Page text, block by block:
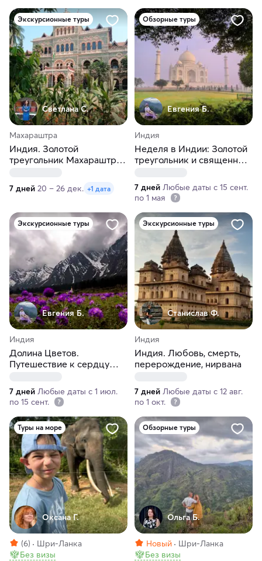
Экскурсионные туры
Светлана С.
Махараштра
Индия. Золотой
треугольник Махараштры
Аджанты-Эллоры
7 дней 20 – 26 дек. +1 дата
Обзорные туры
Евгения Б.
Индия
Неделя в Индии: Золотой
треугольник и священный
7 дней Любые даты с 15 сент.
по 1 мая
Экскурсионные туры
Евгения Б.
Индия
Долина Цветов.
Путешествие к сердцу
7 дней Любые даты с 1 июл.
по 15 сент.
Экскурсионные туры
Станислав Ф.
Индия
Индия. Любовь, смерть,
перерождение, нирвана
7 дней Любые даты с 12 авг.
по 1 окт.
Туры на море
Оксана Г.
(6)
Шри-Ланка
Без визы
Обзорные туры
Ольга Б.
Новый
Шри-Ланка
Без визы